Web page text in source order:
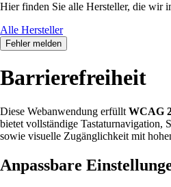
Hier finden Sie alle Hersteller, die wir
Alle Hersteller
Fehler melden
Barrierefreiheit
Diese Webanwendung erfüllt WCAG
bietet vollständige Tastaturnavigation,
sowie visuelle Zugänglichkeit mit
Anpassbare